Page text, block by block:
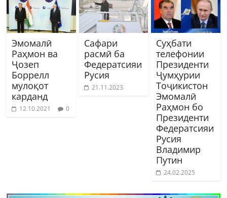
Эмомалӣ
Раҳмон ва
Ҷозеп
Боррелл
мулоқот
карданд
12.10.2021 0
Сафари
расмӣ ба
Федератсияи
Русия
21.11.2023
Суҳбати
телефонии
Президенти
Ҷумҳурии
Тоҷикистон
Эмомалӣ
Раҳмон бо
Президенти
Федератсияи
Русия
Владимир
Путин
24.02.2025